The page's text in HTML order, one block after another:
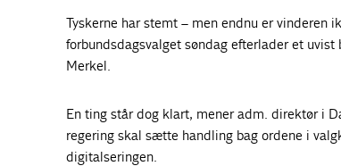
Tyskerne har stemt – men endnu er
forbundsdagsvalget søndag efterlader et
Merkel.
En ting står dog klart, mener adm. direktør i
regering skal sætte handling bag ordene i
digitalseringen.